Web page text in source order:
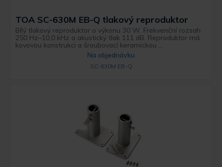
TOA SC-630M EB-Q tlakový reproduktor
Bílý tlakový reproduktor o výkonu 30 W. Frekvenční rozsah
250 Hz–10,0 kHz a akustický tlak 111 dB. Reproduktor má
kovovou konstrukci a šroubovací keramickou ...
Na objednávku
SC-630M EB-Q